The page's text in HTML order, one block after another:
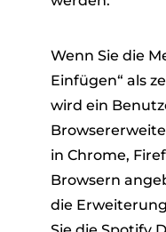
Wenn Sie die
Einfügen“ als
wird ein
in Chrome,
Browsern
die